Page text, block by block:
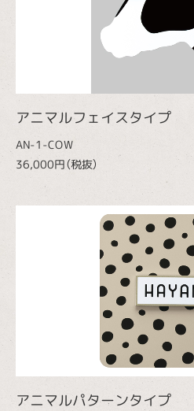
アニマルフェイスタイプ
AN-1-COW
36,000円（税抜）
アニマルパターンタイプ